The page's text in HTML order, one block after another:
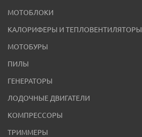
МОТОБЛОКИ
КАЛОРИФЕРЫ И ТЕПЛОВЕНТИЛЯТОРЫ
МОТОБУРЫ
ПИЛЫ
ГЕНЕРАТОРЫ
ЛОДОЧНЫЕ ДВИГАТЕЛИ
КОМПРЕССОРЫ
ТРИММЕРЫ